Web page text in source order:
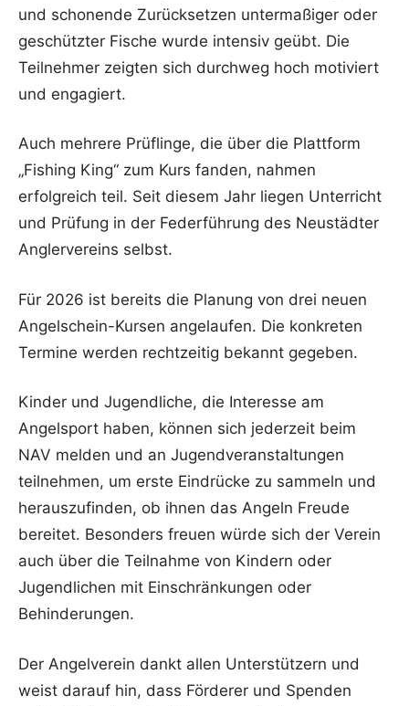
und schonende Zurücksetzen untermaßiger oder
geschützter Fische wurde intensiv geübt. Die
Teilnehmer zeigten sich durchweg hoch motiviert
und engagiert.
Auch mehrere Prüflinge, die über die Plattform
„Fishing King“ zum Kurs fanden, nahmen
erfolgreich teil. Seit diesem Jahr liegen Unterricht
und Prüfung in der Federführung des Neustädter
Anglervereins selbst.
Für 2026 ist bereits die Planung von drei neuen
Angelschein-Kursen angelaufen. Die konkreten
Termine werden rechtzeitig bekannt gegeben.
Kinder und Jugendliche, die Interesse am
Angelsport haben, können sich jederzeit beim
NAV melden und an Jugendveranstaltungen
teilnehmen, um erste Eindrücke zu sammeln und
herauszufinden, ob ihnen das Angeln Freude
bereitet. Besonders freuen würde sich der Verein
auch über die Teilnahme von Kindern oder
Jugendlichen mit Einschränkungen oder
Behinderungen.
Der Angelverein dankt allen Unterstützern und
weist darauf hin, dass Förderer und Spenden